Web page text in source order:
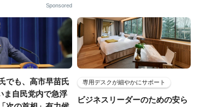
Sponsored
でも、高市早苗氏
ま自民党内で急浮
専用デスクが細やかにサポート
ビジネスリーダーのための安ら